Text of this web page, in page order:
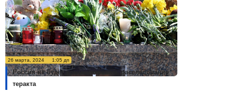
26 марта, 2024 1:05 дп
Россия не будет комментировать расследование
теракта